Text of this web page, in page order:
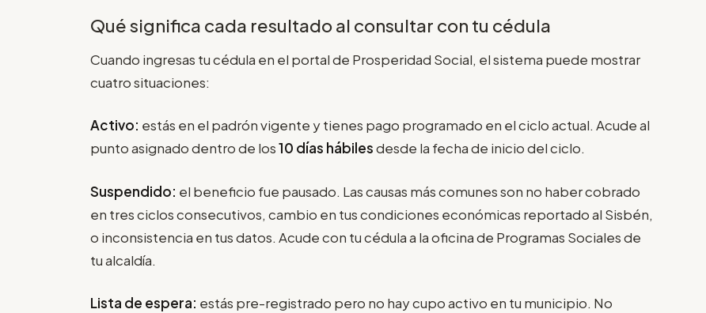
Qué significa cada resultado al consultar con tu cédula
Cuando ingresas tu cédula en el portal de Prosperidad Social, el sistema puede mostrar
cuatro situaciones:
Activo: estás en el padrón vigente y tienes pago programado en el ciclo actual. Acude al
punto asignado dentro de los10 días hábilesdesde la fecha de inicio del ciclo.
Suspendido: el beneficio fue pausado. Las causas más comunes son no haber cobrado
en tres ciclos consecutivos, cambio en tus condiciones económicas reportado al Sisbén,
o inconsistencia en tus datos. Acude con tu cédula a la oficina de Programas Sociales de
tu alcaldía.
Lista de espera: estás pre-registrado pero no hay cupo activo en tu municipio. No